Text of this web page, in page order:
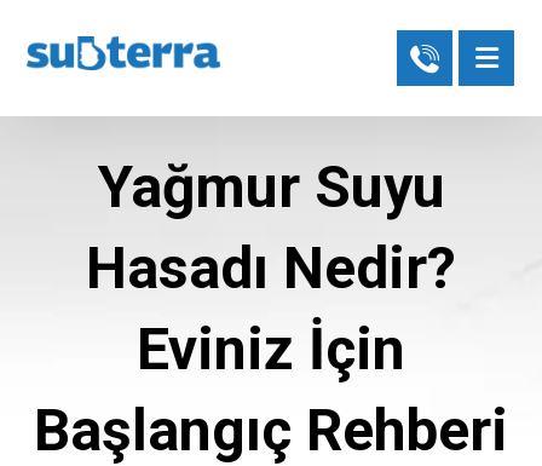
Yağmur Suyu
Hasadı Nedir?
Eviniz İçin
Başlangıç Rehberi